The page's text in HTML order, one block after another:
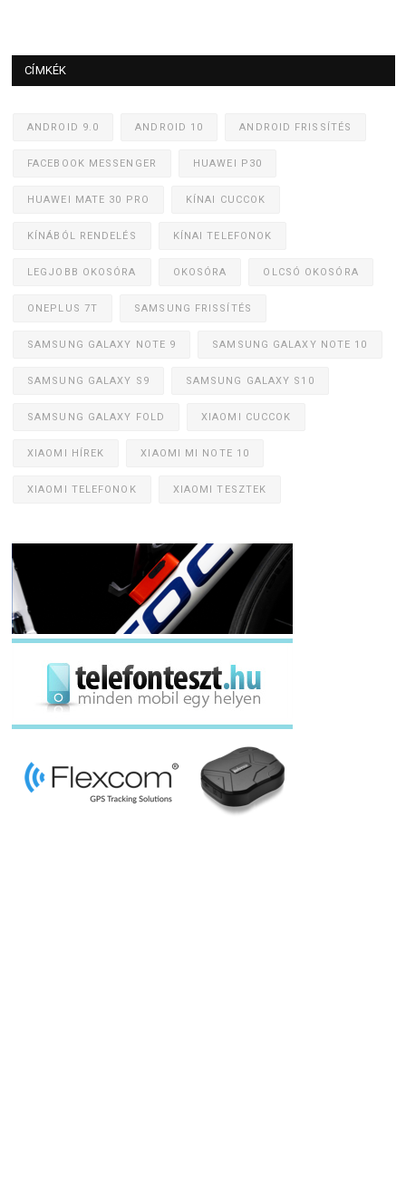
CÍMKÉK
ANDROID 9.0 ANDROID 10 ANDROID FRISSÍTÉS
FACEBOOK MESSENGER HUAWEI P30
HUAWEI MATE 30 PRO KÍNAI CUCCOK
KÍNÁBÓL RENDELÉS KÍNAI TELEFONOK
LEGJOBB OKOSÓRA OKOSÓRA OLCSÓ OKOSÓRA
ONEPLUS 7T SAMSUNG FRISSÍTÉS
SAMSUNG GALAXY NOTE 9 SAMSUNG GALAXY NOTE 10
SAMSUNG GALAXY S9 SAMSUNG GALAXY S10
SAMSUNG GALAXY FOLD XIAOMI CUCCOK
XIAOMI HÍREK XIAOMI MI NOTE 10
XIAOMI TELEFONOK XIAOMI TESZTEK